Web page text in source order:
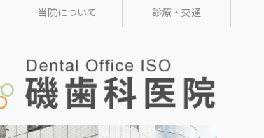
当院について 診療・交通